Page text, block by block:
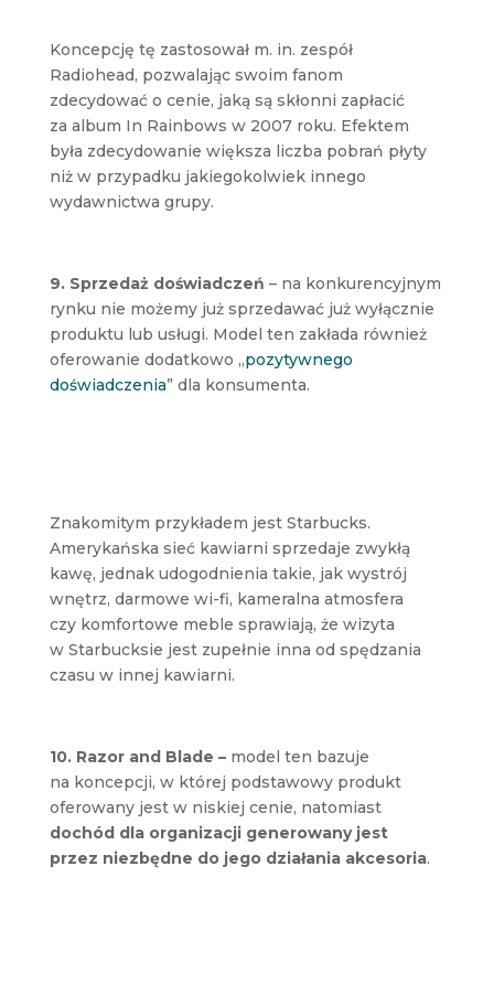
Koncepcję tę zastosował m. in. zespół
Radiohead, pozwalając swoim fanom
zdecydować o cenie, jaką są skłonni zapłacić
za album In Rainbows w 2007 roku. Efektem
była zdecydowanie większa liczba pobrań płyty
niż w przypadku jakiegokolwiek innego
wydawnictwa grupy.
9. Sprzedaż doświadczeń – na konkurencyjnym
rynku nie możemy już sprzedawać już wyłącznie
produktu lub usługi. Model ten zakłada również
oferowanie dodatkowo „pozytywnego
doświadczenia” dla konsumenta.
Znakomitym przykładem jest Starbucks.
Amerykańska sieć kawiarni sprzedaje zwykłą
kawę, jednak udogodnienia takie, jak wystrój
wnętrz, darmowe wi-fi, kameralna atmosfera
czy komfortowe meble sprawiają, że wizyta
w Starbucksie jest zupełnie inna od spędzania
czasu w innej kawiarni.
10. Razor and Blade – model ten bazuje
na koncepcji, w której podstawowy produkt
oferowany jest w niskiej cenie, natomiast
dochód dla organizacji generowany jest
przez niezbędne do jego działania akcesoria.